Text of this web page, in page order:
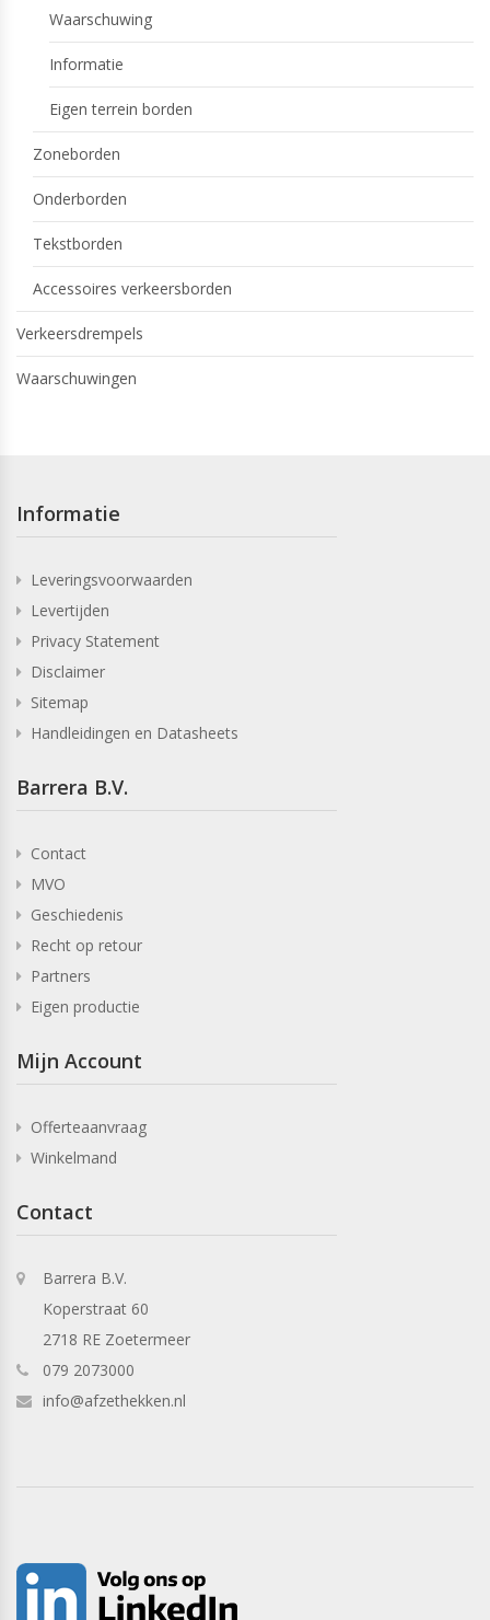
Waarschuwing
Informatie
Eigen terrein borden
Zoneborden
Onderborden
Tekstborden
Accessoires verkeersborden
Verkeersdrempels
Waarschuwingen
Informatie
Leveringsvoorwaarden
Levertijden
Privacy Statement
Disclaimer
Sitemap
Handleidingen en Datasheets
Barrera B.V.
Contact
MVO
Geschiedenis
Recht op retour
Partners
Eigen productie
Mijn Account
Offerteaanvraag
Winkelmand
Contact
Barrera B.V.
Koperstraat 60
2718 RE Zoetermeer
079 2073000
info@afzethekken.nl